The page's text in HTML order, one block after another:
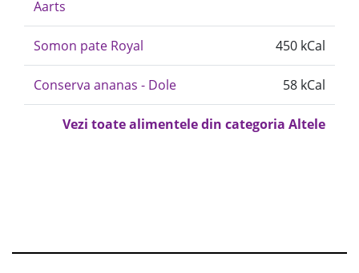
Aarts
Somon pate Royal 450 kCal
Conserva ananas - Dole 58 kCal
Vezi toate alimentele din categoria Altele